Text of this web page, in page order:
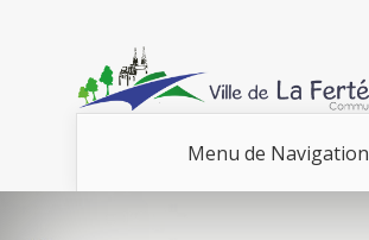
Menu de Navigation